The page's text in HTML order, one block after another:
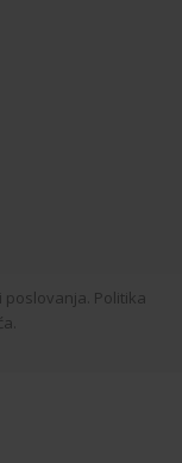
poslovanja. Politika